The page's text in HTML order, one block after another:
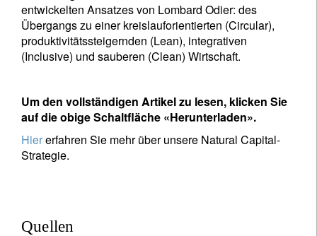
entwickelten Ansatzes von Lombard Odier: des
Übergangs zu einer kreislauforientierten (Circular),
produktivitätssteigernden (Lean), integrativen
(Inclusive) und sauberen (Clean) Wirtschaft.
Um den vollständigen Artikel zu lesen, klicken Sie
auf die obige Schaltfläche «Herunterladen».
Hiererfahren Sie mehr über unsere Natural Capital-
Strategie.
Quellen